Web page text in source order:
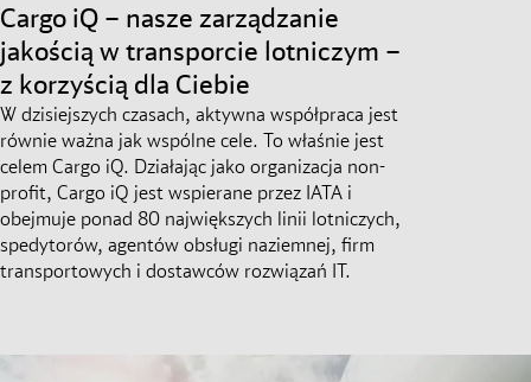
Cargo iQ – nasze zarządzanie
jakością w transporcie lotniczym –
z korzyścią dla Ciebie
W dzisiejszych czasach, aktywna współpraca jest
równie ważna jak wspólne cele. To właśnie jest
celem Cargo iQ. Działając jako organizacja non-
profit, Cargo iQ jest wspierane przez IATA i
obejmuje ponad 80 największych linii lotniczych,
spedytorów, agentów obsługi naziemnej, firm
transportowych i dostawców rozwiązań IT.